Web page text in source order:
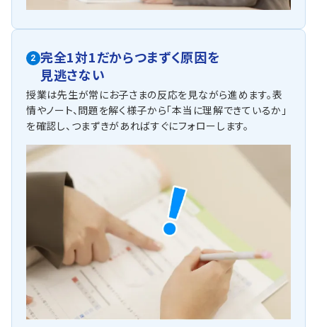
2 完全1対1だからつまずく原因を
見逃さない
授業は先生が常にお子さまの反応を見ながら進めます。表
情やノート、問題を解く様子から「本当に理解できているか」
を確認し、つまずきがあればすぐにフォローします。